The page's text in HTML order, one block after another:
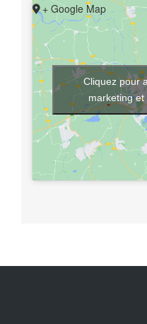
+ Google Map
Cliquez pour
marketing